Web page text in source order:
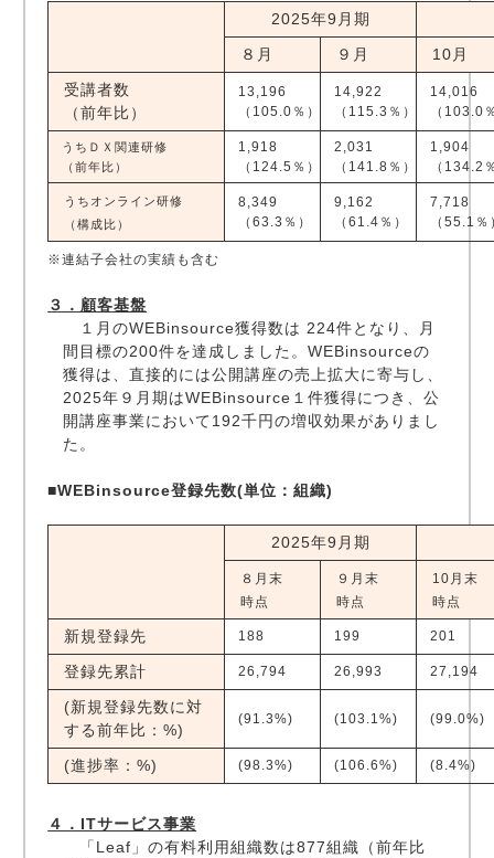
2025年9月期
８月
９月
10月
受講者数
（前年比）
13,196
（105.0％）
14,922
（115.3％）
14,016
（103.0
うちＤＸ関連研修
（前年比）
1,918
（124.5％）
2,031
（141.8％）
1,904
（134.2
うちオンライン研修
（構成比）
8,349
（63.3％）
9,162
（61.4％）
7,718
（55.1％
※連結子会社の実績も含む
３．顧客基盤
１月のWEBinsource獲得数は 224件となり、月
間目標の200件を達成しました。WEBinsourceの
獲得は、直接的には公開講座の売上拡大に寄与し、
2025年９月期はWEBinsource１件獲得につき、公
開講座事業において192千円の増収効果がありまし
た。
■WEBinsource登録先数(単位：組織)
2025年9月期
８月末
時点
９月末
時点
10月末
時点
新規登録先 188 199 201
登録先累計 26,794 26,993 27,194
(新規登録先数に対
する前年比：%)
(91.3%) (103.1%) (99.0%)
(進捗率：%) (98.3%) (106.6%) (8.4%)
４．ITサービス事業
「Leaf」の有料利用組織数は877組織（前年比